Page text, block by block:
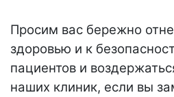
Просим вас бережно
здоровью и к
пациентов и
наших клиник, если вы